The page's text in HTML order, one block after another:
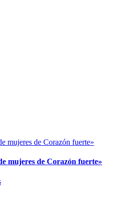
mujeres de Corazón fuerte»